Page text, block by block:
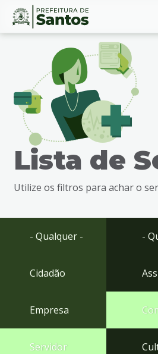
Ir
busca
Ir
Conteúdo
Lista de
Utilize os filtros para achar o
- Qualquer -
Cidadão
Empresa
Servidor
-